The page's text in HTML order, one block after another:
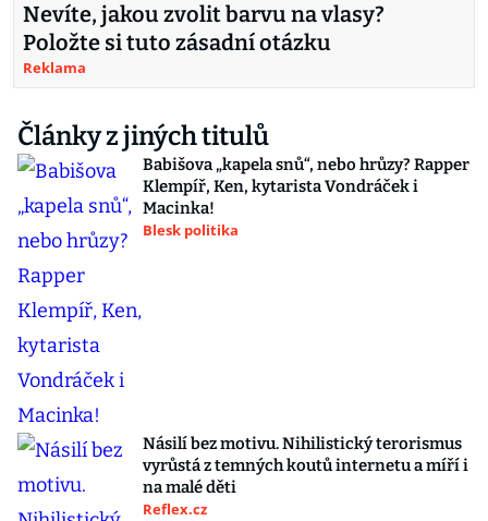
Nevíte, jakou zvolit barvu na vlasy?
Položte si tuto zásadní otázku
Reklama
Články z jiných titulů
Babišova „kapela snů“, nebo hrůzy? Rapper
Klempíř, Ken, kytarista Vondráček i
Macinka!
Blesk politika
Násilí bez motivu. Nihilistický terorismus
vyrůstá z temných koutů internetu a míří i
na malé děti
Reflex.cz